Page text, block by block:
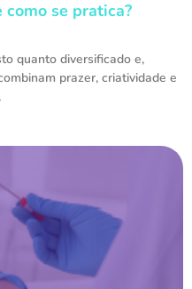
como se pratica?
quanto diversificado e,
prazer, criatividade e